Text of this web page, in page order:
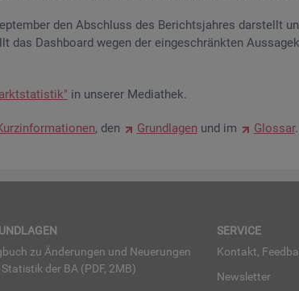
den Ab­schluss des Be­richts­jah­res dar­stellt
Da­sh­board wegen der ein­ge­schränk­ten
in un­se­rer Me­dia­thek.
, den Grund­la­gen und im Glos­sar.
zu Än­de­run­gen und Neue­run­gen
Sta­tis­tik der BA (PDF, 2MB)
SER­VICE
Kon­takt,
News­let­ter